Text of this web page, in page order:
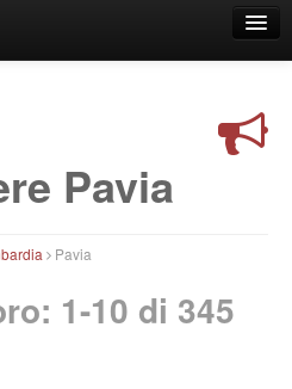
Pavia
Pavia
1-10 di 345